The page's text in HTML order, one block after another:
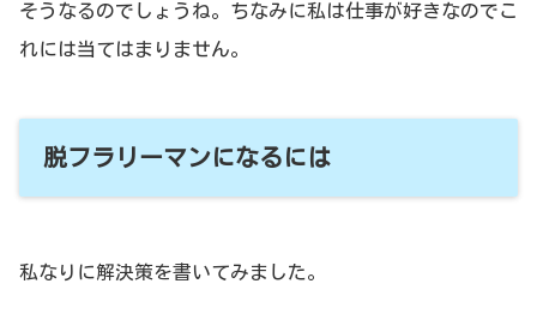
そうなるのでしょうね。ちなみに私は仕事が好きなのでこ
れには当てはまりません。
脱フラリーマンになるには
私なりに解決策を書いてみました。